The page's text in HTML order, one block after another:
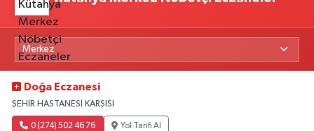
Doğa Eczanesi
ŞEHİR HASTANESİ KARŞISI
0 (274) 502 46 76 Yol Tarifi Al